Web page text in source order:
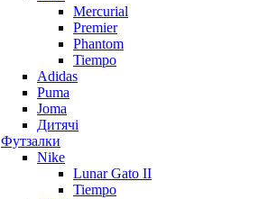
Mercurial
Premier
Phantom
Tiempo
Adidas
Puma
Joma
Дитячі
Футзалки
Nike
Lunar Gato II
Tiempo